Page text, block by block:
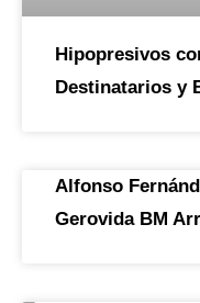
Hipopresivos
Destinatarios y
Alfonso
Gerovida BM